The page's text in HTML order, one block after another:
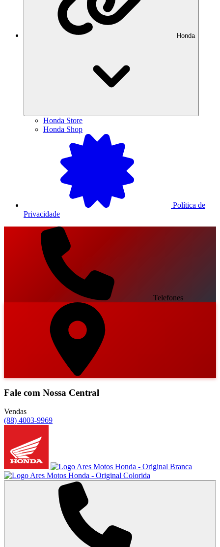
Honda
Honda Store
Honda Shop
Política de
Privacidade
Telefones
Fale com Nossa Central
Vendas
(88) 4003-9969